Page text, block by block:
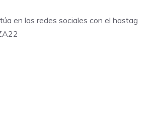
en las redes sociales con el hastag